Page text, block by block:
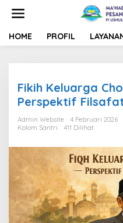
t
HOME PROFIL
Fikih Keluarga
Perspektif
Admin Website
4 Februari 2026
Kolom Santri
411 Dilihat